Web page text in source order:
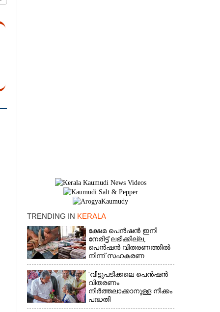
TRENDING IN KERALA
ക്ഷേമ പെൻഷൻ ഇനി
നേരിട്ട് ലഭിക്കില്ല,​
പെൻഷൻ വിതരണത്തിൽ
നിന്ന് സഹകരണ
ബാങ്കുകളെ ഒഴിവാക്കി
'വീട്ടുപടിക്കലെ പെൻഷൻ
വിതരണം
നിർത്തലാക്കാനുള്ള നീക്കം
പദ്ധതി
അവസാനിപ്പിക്കാനുള്ള
×